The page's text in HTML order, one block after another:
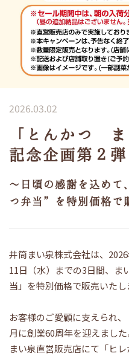
2026.03.02
「とんかつ ま
記念企画第２弾
～日頃の感謝を込め
つ弁当”を特別価格で
井筒まい泉株式会社は、
11日（水）までの3日間、ま
当」を特別価格で販売いたし
お客様のご愛顧に支えられ
月に創業60周年を迎えまし
まい泉直営販売店にて「ヒ